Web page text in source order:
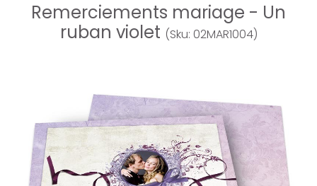
Remerciements mariage - Un
ruban violet (Sku: 02MAR1004)